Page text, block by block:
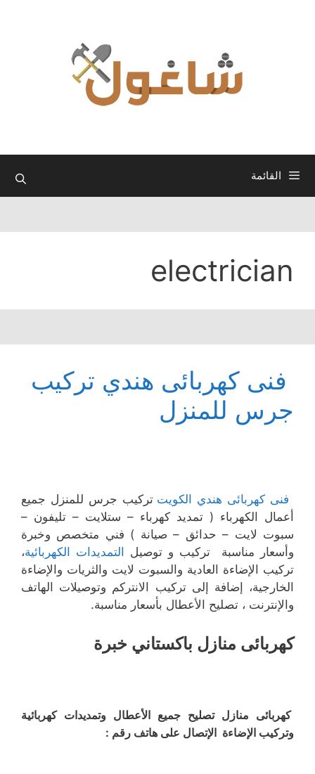
القائمة
electrician
فنى كهربائى هندي تركيب
جرس للمنزل
فنى كهربائى هندي الكويت تركيب جرس للمنزل جميع
أعمال الكهرباء ( تمديد كهرباء – ستلايت – تليفون –
سبوت لايت – حدائق – صيانة ) فني متخصص وخبرة
وأسعار مناسبة تركيب و توصيل التمديدات الكهربائية،
تركيب الإضاءة العادية والسبوت لايت والثريات والإضاءة
الخارجية، إضافة إلى تركيب الانتركم وتوصيلات الهاتف
والإنترنت ، تصليح الأعطال بأسعار مناسبة.
كهربائى منازل باكستاني خبرة
كهربائى منازل تصليح جميع الأعطال وتمديدات كهربائية
وتركيب الإضاءة الإتصال على هاتف رقم :